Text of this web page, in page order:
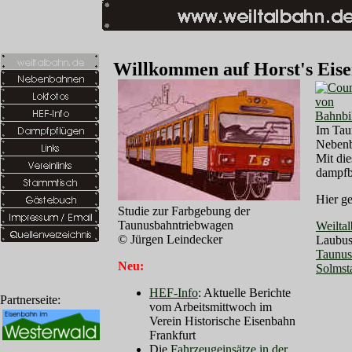
Willkommen auf Horst's
Im
Mit
Hier
Studie zur Farbgebung der
Taunusbahntriebwagen
© Jürgen Leindecker
Neu:
HEF-Info: Aktuelle Berichte
vom Arbeitsmittwoch im
Verein Historische Eisenbahn
Frankfurt
Die Fahrzeugeinsätze in der
Partnerseite: